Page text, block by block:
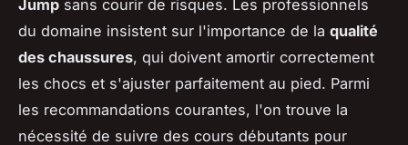
Jump sans courir de risques. Les professionnels
du domaine insistent sur l'importance de la qualité
des chaussures, qui doivent amortir correctement
les chocs et s'ajuster parfaitement au pied. Parmi
les recommandations courantes, l'on trouve la
nécessité de suivre des cours débutants pour